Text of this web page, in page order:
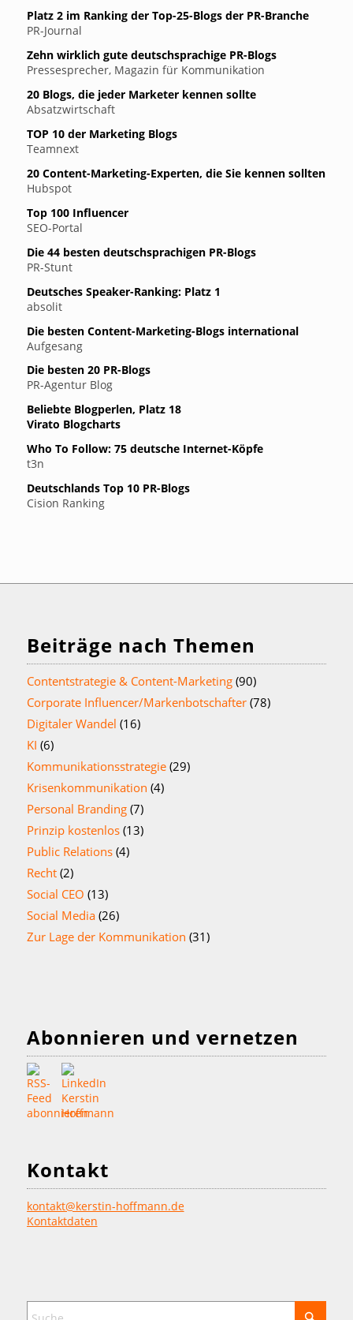
Platz 2 im Ranking der Top-25-Blogs der PR-Branche
PR-Journal
Zehn wirklich gute deutschsprachige PR-Blogs
Pressesprecher, Magazin für Kommunikation
20 Blogs, die jeder Marketer kennen sollte
Absatzwirtschaft
TOP 10 der Marketing Blogs
Teamnext
20 Content-Marketing-Experten, die Sie kennen sollten
Hubspot
Top 100 Influencer
SEO-Portal
Die 44 besten deutschsprachigen PR-Blogs
PR-Stunt
Deutsches Speaker-Ranking: Platz 1
absolit
Die besten Content-Marketing-Blogs international
Aufgesang
Die besten 20 PR-Blogs
PR-Agentur Blog
Beliebte Blogperlen, Platz 18
Virato Blogcharts
Who To Follow: 75 deutsche Internet-Köpfe
t3n
Deutschlands Top 10 PR-Blogs
Cision Ranking
Beiträge nach Themen
Contentstrategie & Content-Marketing(90)
Corporate Influencer/Markenbotschafter(78)
Digitaler Wandel (16)
KI (6)
Kommunikationsstrategie(29)
Krisenkommunikation (4)
Personal Branding(7)
Prinzip kostenlos(13)
Public Relations(4)
Recht(2)
Social CEO (13)
Social Media(26)
Zur Lage der Kommunikation (31)
Abonnieren und vernetzen
Kontakt
kontakt@kerstin-hoffmann.de
Kontaktdaten